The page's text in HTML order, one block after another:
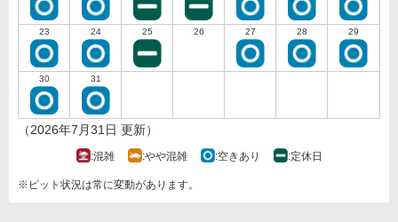
23 24 25 26 27 28 29
30 31
（2026年7月31日 更新）
:混雑 :やや混雑 :空きあり :定休日
※ピット状況は常に変動があります。